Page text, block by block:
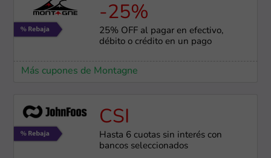
-25%
25% OFF al pagar en efectivo,
débito o crédito en un pago
Más cupones de Montagne
CSI
Hasta 6 cuotas sin interés con
bancos seleccionados